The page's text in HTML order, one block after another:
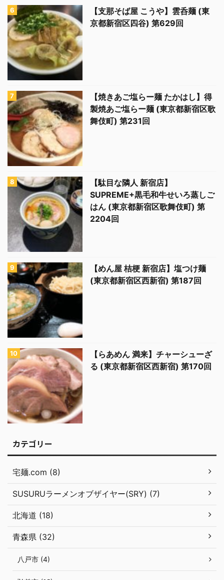
【支那そば屋 こうや】雲呑麺 (東
京都新宿区四谷) 第629回
【焼きあご塩らー麺 たかはし】得
製焼あご塩らー麺 (東京都新宿区歌
舞伎町) 第231回
【駄目な隣人 新宿店】
SUPREME+黒毛和牛せいろ蒸しご
はん (東京都新宿区歌舞伎町) 第
2204回
【めん屋 桔梗 新宿店】塩つけ麺
(東京都新宿区西新宿) 第187回
【らあめん 満来】チャーシューざ
る (東京都新宿区西新宿) 第170回
カテゴリー
宅麺.com (8)
SUSURUラーメンオブザイヤー(SRY) (7)
北海道 (18)
青森県 (32)
八戸市 (4)